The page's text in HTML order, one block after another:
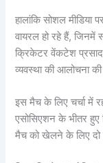
हालांकि सोशल मीडिया
वायरल हो रहे हैं, जिनमें
क्रिकेटर वेंकटेश प्रसाद
व्यवस्था की आलोचना
इस मैच के लिए चर्चा में
एसोसिएशन के भीतर
मैच को खेलने के लिए दो